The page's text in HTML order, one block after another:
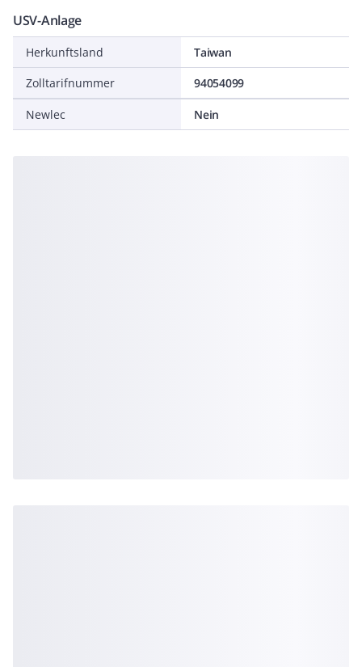
USV-Anlage
Herkunftsland
Taiwan
Zolltarifnummer
94054099
Newlec Nein